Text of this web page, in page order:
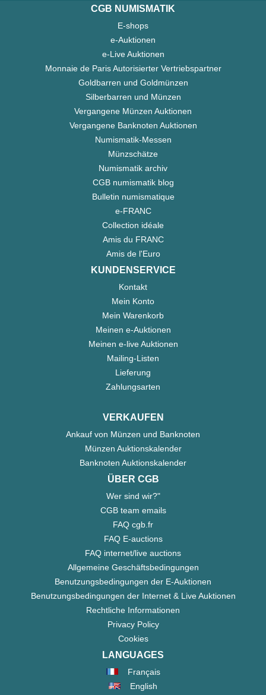
CGB NUMISMATIK
E-shops
e-Auktionen
e-Live Auktionen
Monnaie de Paris Autorisierter Vertriebspartner
Goldbarren und Goldmünzen
Silberbarren und Münzen
Vergangene Münzen Auktionen
Vergangene Banknoten Auktionen
Numismatik-Messen
Münzschätze
Numismatik archiv
CGB numismatik blog
Bulletin numismatique
e-FRANC
Collection idéale
Amis du FRANC
Amis de l'Euro
KUNDENSERVICE
Kontakt
Mein Konto
Mein Warenkorb
Meinen e-Auktionen
Meinen e-live Auktionen
Mailing-Listen
Lieferung
Zahlungsarten
VERKAUFEN
Ankauf von Münzen und Banknoten
Münzen Auktionskalender
Banknoten Auktionskalender
ÜBER CGB
Wer sind wir?"
CGB team emails
FAQ cgb.fr
FAQ E-auctions
FAQ internet/live auctions
Allgemeine Geschäftsbedingungen
Benutzungsbedingungen der E-Auktionen
Benutzungsbedingungen der Internet & Live Auktionen
Rechtliche Informationen
Privacy Policy
Cookies
LANGUAGES
Français
English